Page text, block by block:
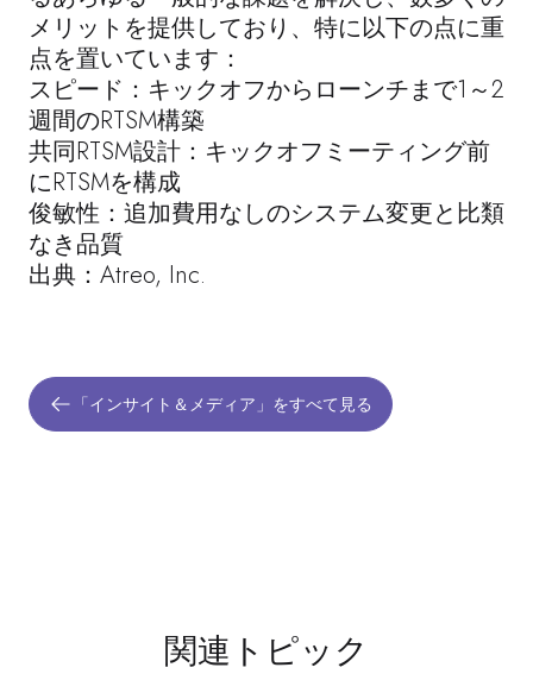
メリットを提供しており、特に以下の点に重
点を置いています：
スピード：キックオフからローンチまで1～2
週間のRTSM構築
共同RTSM設計：キックオフミーティング前
にRTSMを構成
俊敏性：追加費用なしのシステム変更と比類
なき品質
出典：Atreo, Inc.
「インサイト＆メディア」をすべて見る
関連トピック